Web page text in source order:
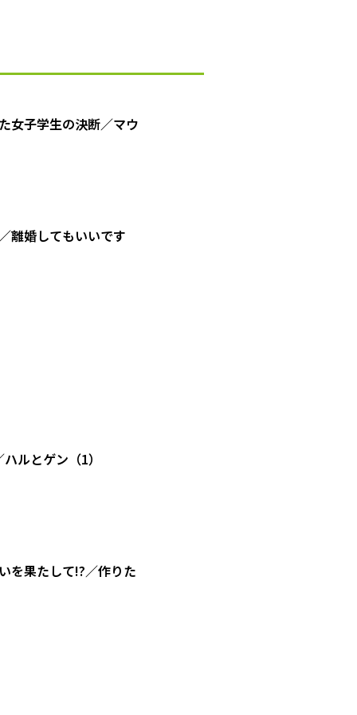
女子学生の決断／マウ
離婚してもいいです
ルとゲン（1）
を果たして!?／作りた